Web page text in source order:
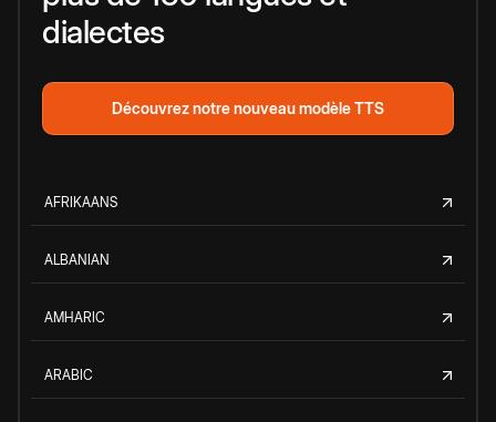
dialectes
Découvrez notre nouveau modèle TTS
AFRIKAANS
ALBANIAN
AMHARIC
ARABIC